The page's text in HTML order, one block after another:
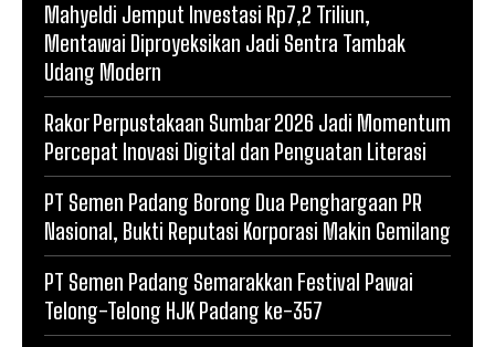
Mahyeldi Jemput Investasi Rp7,2 Triliun,
Mentawai Diproyeksikan Jadi Sentra Tambak
Udang Modern
Rakor Perpustakaan Sumbar 2026 Jadi Momentum
Percepat Inovasi Digital dan Penguatan Literasi
PT Semen Padang Borong Dua Penghargaan PR
Nasional, Bukti Reputasi Korporasi Makin Gemilang
PT Semen Padang Semarakkan Festival Pawai
Telong-Telong HJK Padang ke-357